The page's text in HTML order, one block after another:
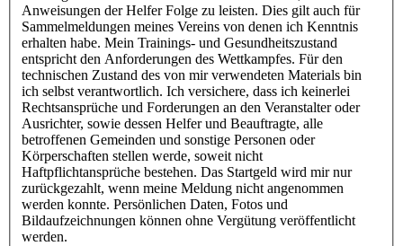
Anweisungen der Helfer Folge zu leisten. Dies gilt auch für
Sammelmeldungen meines Vereins von denen ich Kenntnis
erhalten habe. Mein Trainings- und Gesundheitszustand
entspricht den Anforderungen des Wettkampfes. Für den
technischen Zustand des von mir verwendeten Materials bin
ich selbst verantwortlich. Ich versichere, dass ich keinerlei
Rechtsansprüche und Forderungen an den Veranstalter oder
Ausrichter, sowie dessen Helfer und Beauftragte, alle
betroffenen Gemeinden und sonstige Personen oder
Körperschaften stellen werde, soweit nicht
Haftpflichtansprüche bestehen. Das Startgeld wird mir nur
zurückgezahlt, wenn meine Meldung nicht angenommen
werden konnte. Persönlichen Daten, Fotos und
Bildaufzeichnungen können ohne Vergütung veröffentlicht
werden.